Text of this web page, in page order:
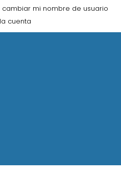
mi nombre de usuario
cuenta